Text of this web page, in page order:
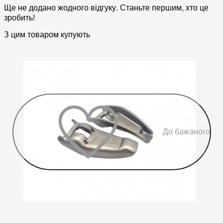
Ще не додано жодного відгуку. Станьте першим, хто це
зробить!
З цим товаром купують
До бажаного